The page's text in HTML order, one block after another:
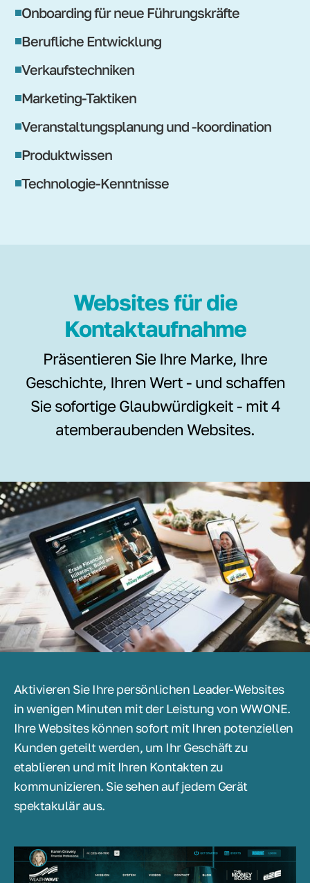
Onboarding für neue Führungskräfte
Berufliche Entwicklung
Verkaufstechniken
Marketing-Taktiken
Veranstaltungsplanung und -koordination
Produktwissen
Technologie-Kenntnisse
Websites für die
Kontaktaufnahme
Präsentieren Sie Ihre Marke, Ihre
Geschichte, Ihren Wert - und schaffen
Sie sofortige Glaubwürdigkeit - mit 4
atemberaubenden Websites.
Aktivieren Sie Ihre persönlichen Leader-Websites
in wenigen Minuten mit der Leistung von WWONE.
Ihre Websites können sofort mit Ihren potenziellen
Kunden geteilt werden, um Ihr Geschäft zu
etablieren und mit Ihren Kontakten zu
kommunizieren. Sie sehen auf jedem Gerät
spektakulär aus.